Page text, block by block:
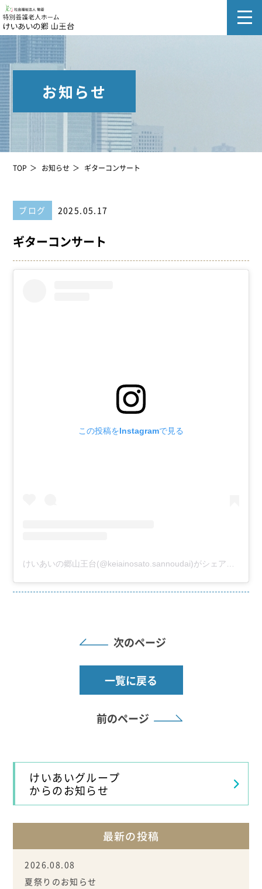
お知らせ
TOP お知らせ ギターコンサート
ブログ 2025.05.17
ギターコンサート
この投稿をInstagramで見る
次のページ
一覧に戻る
前のページ
けいあいグループ
からのお知らせ
最新の投稿
2026.08.08
夏祭りのお知らせ